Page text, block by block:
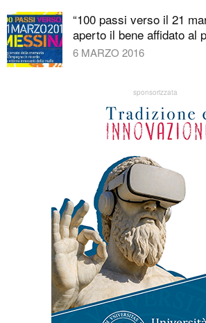
“100 passi verso il 21
aperto il bene affidato al
6 MARZO 2016
sponsorizzata